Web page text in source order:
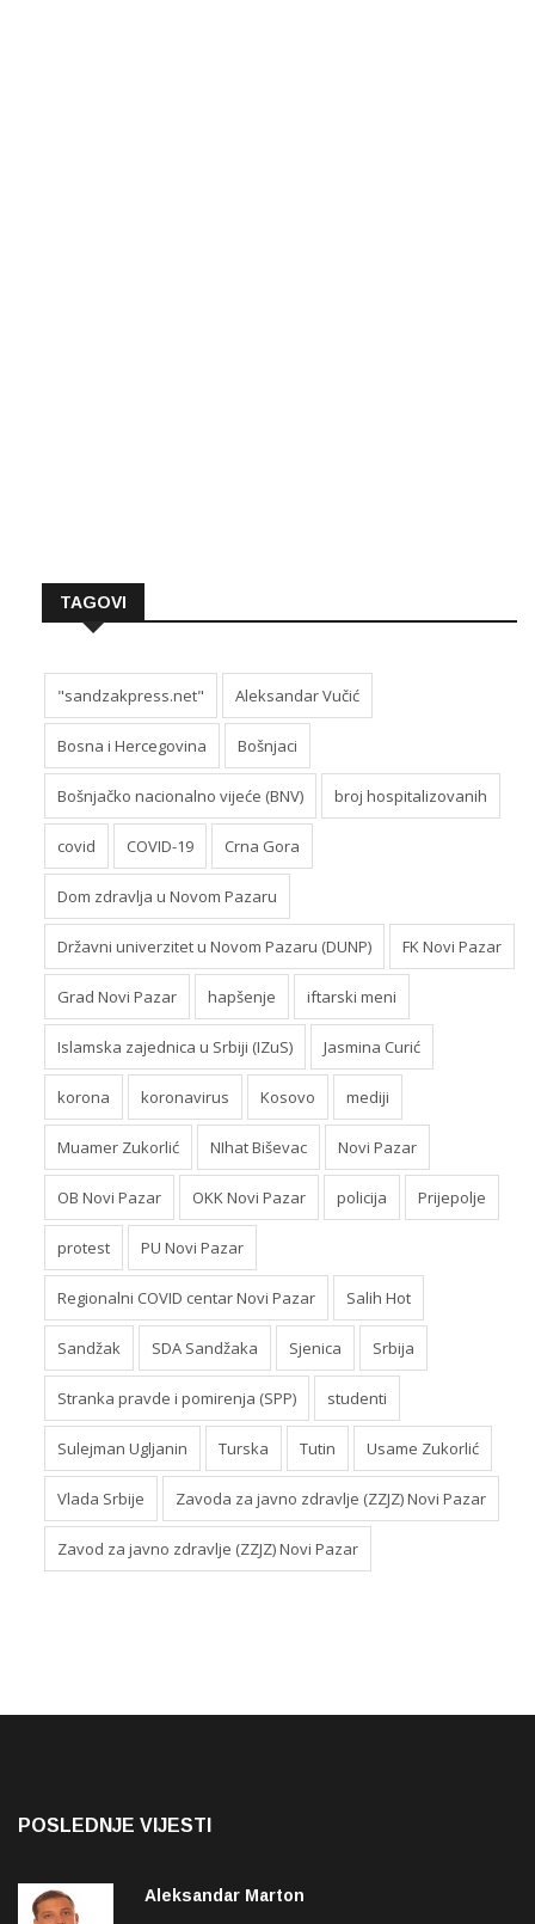
TAGOVI
"sandzakpress.net" Aleksandar Vučić
Bosna i Hercegovina Bošnjaci
Bošnjačko nacionalno vijeće (BNV) broj hospitalizovanih
covid COVID-19 Crna Gora
Dom zdravlja u Novom Pazaru
Državni univerzitet u Novom Pazaru (DUNP) FK Novi Pazar
Grad Novi Pazar hapšenje iftarski meni
Islamska zajednica u Srbiji (IZuS) Jasmina Curić
korona koronavirus Kosovo mediji
Muamer Zukorlić NIhat Biševac Novi Pazar
OB Novi Pazar OKK Novi Pazar policija Prijepolje
protest PU Novi Pazar
Regionalni COVID centar Novi Pazar Salih Hot
Sandžak SDA Sandžaka Sjenica Srbija
Stranka pravde i pomirenja (SPP) studenti
Sulejman Ugljanin Turska Tutin Usame Zukorlić
Vlada Srbije Zavoda za javno zdravlje (ZZJZ) Novi Pazar
Zavod za javno zdravlje (ZZJZ) Novi Pazar
POSLEDNJE VIJESTI
Aleksandar Marton